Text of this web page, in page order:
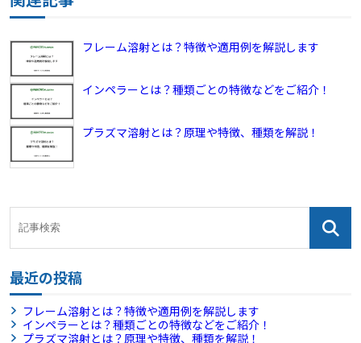
フレーム溶射とは？特徴や適用例を解説します
インペラーとは？種類ごとの特徴などをご紹介！
プラズマ溶射とは？原理や特徴、種類を解説！
最近の投稿
フレーム溶射とは？特徴や適用例を解説します
インペラーとは？種類ごとの特徴などをご紹介！
プラズマ溶射とは？原理や特徴、種類を解説！